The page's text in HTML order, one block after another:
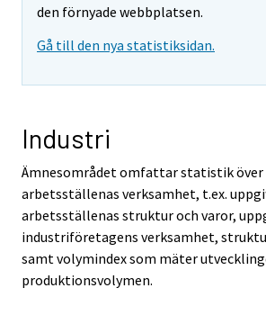
den förnyade webbplatsen.
Gå till den nya statistiksidan.
Industri
Ämnesområdet omfattar statistik över
arbetsställenas verksamhet, t.ex.
arbetsställenas struktur och varor,
industriföretagens verksamhet,
samt volymindex som mäter
produktionsvolymen.